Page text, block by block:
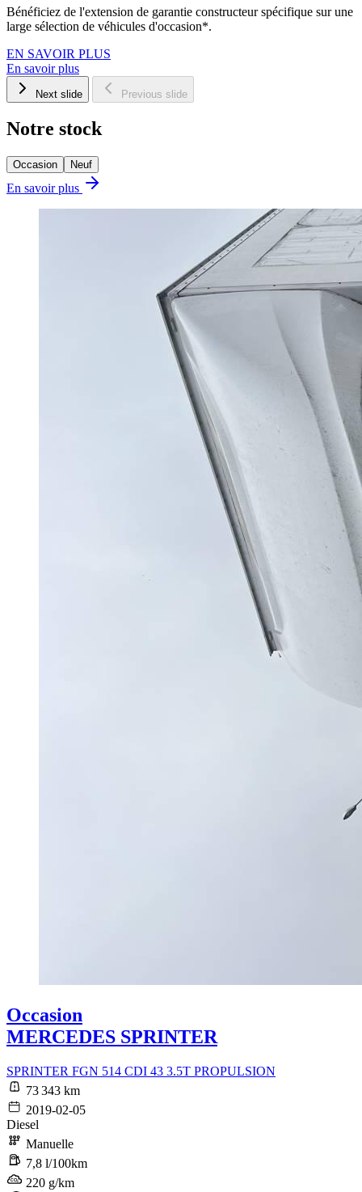
Bénéficiez de l'extension de garantie constructeur spécifique sur une
large sélection de véhicules d'occasion*.
EN SAVOIR PLUS
En savoir plus
Next slide Previous slide
Notre stock
Occasion Neuf
En savoir plus
Occasion
MERCEDES SPRINTER
SPRINTER FGN 514 CDI 43 3.5T PROPULSION
73 343 km
2019-02-05
Diesel
Manuelle
7,8 l/100km
220 g/km